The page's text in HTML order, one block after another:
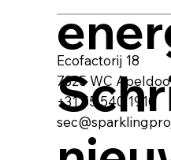
Ecofactorij 18
7325 WC
+31 55 540 1910